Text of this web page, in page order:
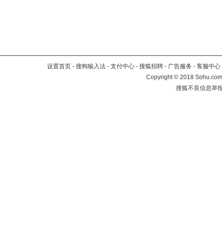
设置首页 - 搜狗输入法 - 支付中心 - 搜狐招聘 - 广告服务 - 客服中心
Copyright©2018
搜狐不良信息举